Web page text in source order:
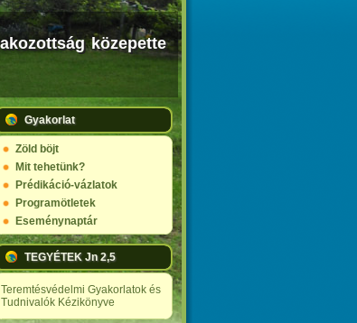
közepette
Gyakorlat
Zöld böjt
Mit tehetünk?
Prédikáció-vázlatok
Programötletek
Eseménynaptár
TEGYÉTEK Jn 2,5
Teremtésvédelmi Gyakorlatok és
Tudnivalók Kézikönyve